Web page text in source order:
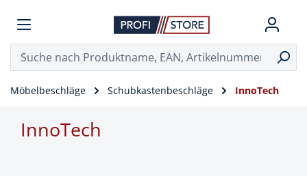
Möbelbeschläge Schubkastenbeschläge InnoTech
InnoTech